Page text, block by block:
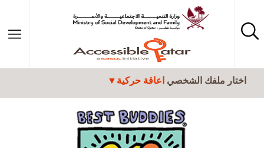
تجاوز إلى المحتوى الرئيسي
اختار ملفك الشخصي اعاقة حركية